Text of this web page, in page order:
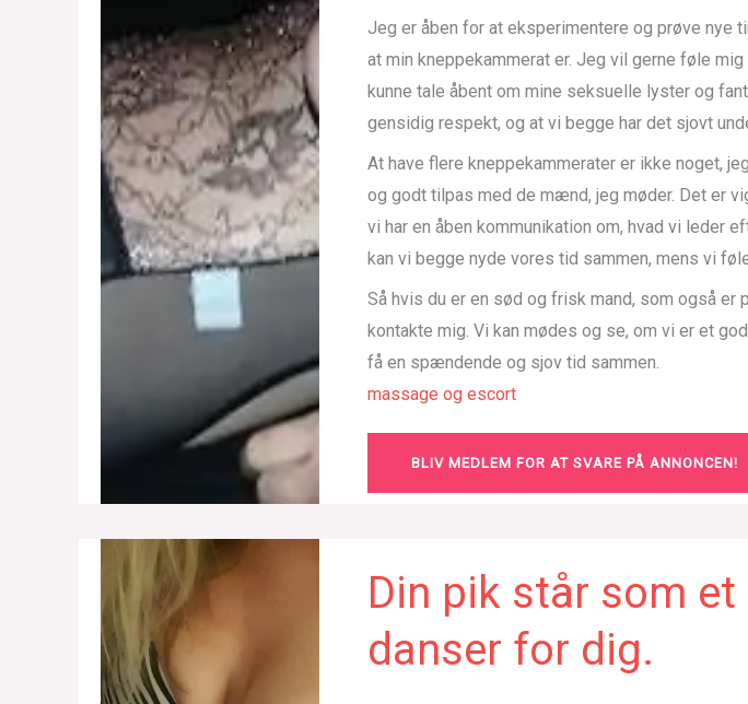
Jeg er åben for at eksperimentere og prøve nye
at min kneppekammerat er. Jeg vil gerne føle
kunne tale åbent om mine seksuelle lyster og
gensidig respekt, og at vi begge har det sjovt
At have flere kneppekammerater er ikke noget,
og godt tilpas med de mænd, jeg møder. Det er
vi har en åben kommunikation om, hvad vi leder
kan vi begge nyde vores tid sammen, mens vi
Så hvis du er en sød og frisk mand, som også er
kontakte mig. Vi kan mødes og se, om vi er et
få en spændende og sjov tid sammen.
massage og escort
BLIV MEDLEM FOR AT SVARE PÅ ANNONCEN!
Din pik står som et
danser for dig.